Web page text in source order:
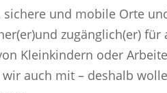
und mobile Orte
zugänglich(er) für
Kleinkindern oder
auch mit – deshalb